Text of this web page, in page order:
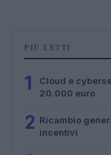
PIÙ LETTI
1
Cloud e
20.000 euro
2 Ricambio
incentivi